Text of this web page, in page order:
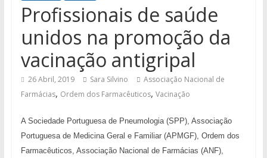
Profissionais de saúde
unidos na promoção da
vacinação antigripal
26 Abril, 2019 Sara Silvino
Associação Nacional de
Farmácias, Ordem dos Farmacêuticos, Vacinação
A Sociedade Portuguesa de Pneumologia (SPP), Associação
Portuguesa de Medicina Geral e Familiar (APMGF), Ordem dos
Farmacêuticos, Associação Nacional de Farmácias (ANF),